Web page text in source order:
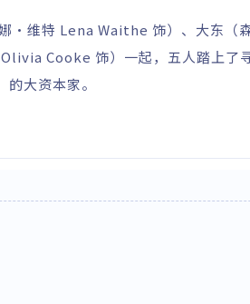
特 Lena Waithe 饰）、大东（森
Cooke 饰）一起，五人踏上了
大资本家。